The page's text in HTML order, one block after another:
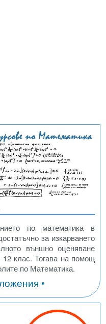
по математика в
за изкарването
външно оценяване
клас. Тогава на помощ
по Математика.
•